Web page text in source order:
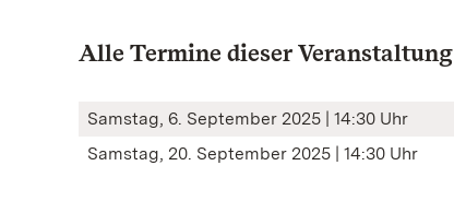
Alle Termine dieser Veranstaltung
Samstag, 6. September 2025 | 14:30 Uhr
Samstag, 20. September 2025 | 14:30 Uhr